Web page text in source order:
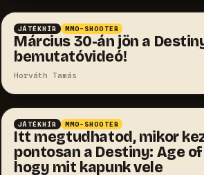
JÁTÉKHÍR MMO-SHOOTER
Március 30-án jön a
bemutatóvideó!
Horváth Tamás
JÁTÉKHÍR MMO-SHOOTER
Itt megtudhatod, mikor
pontosan a Destiny: Age
hogy mit kapunk vele